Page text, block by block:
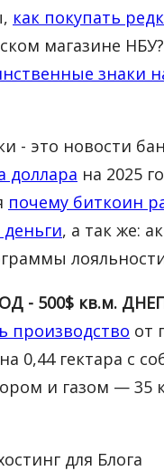
как покупать
магазине
знаки
- это новости
доллара на 2025
почему биткоин
, а так же:
- 500$ кв.м.
производство от
0,44 гектара с
и газом — 35
для Блога